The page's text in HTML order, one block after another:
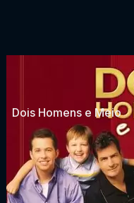
Dois Homens e Meio